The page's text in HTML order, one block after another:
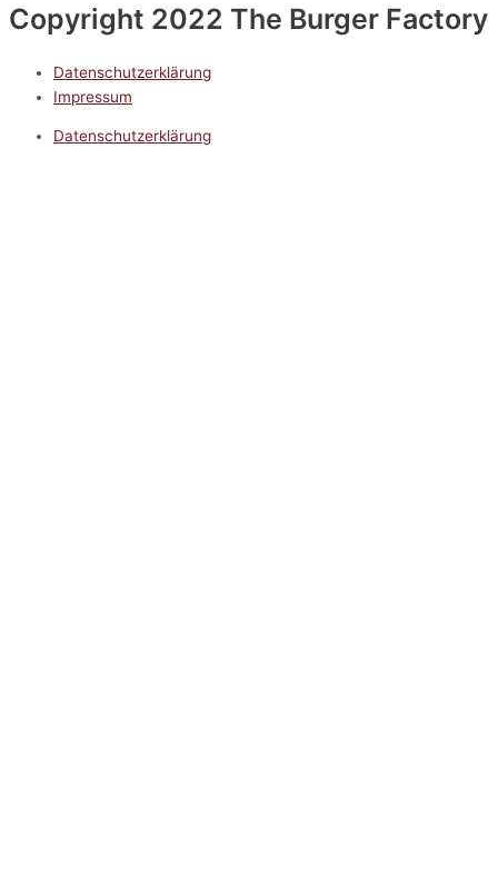
Copyright 2022 The Burger Factory
Datenschutzerklärung
Impressum
Datenschutzerklärung